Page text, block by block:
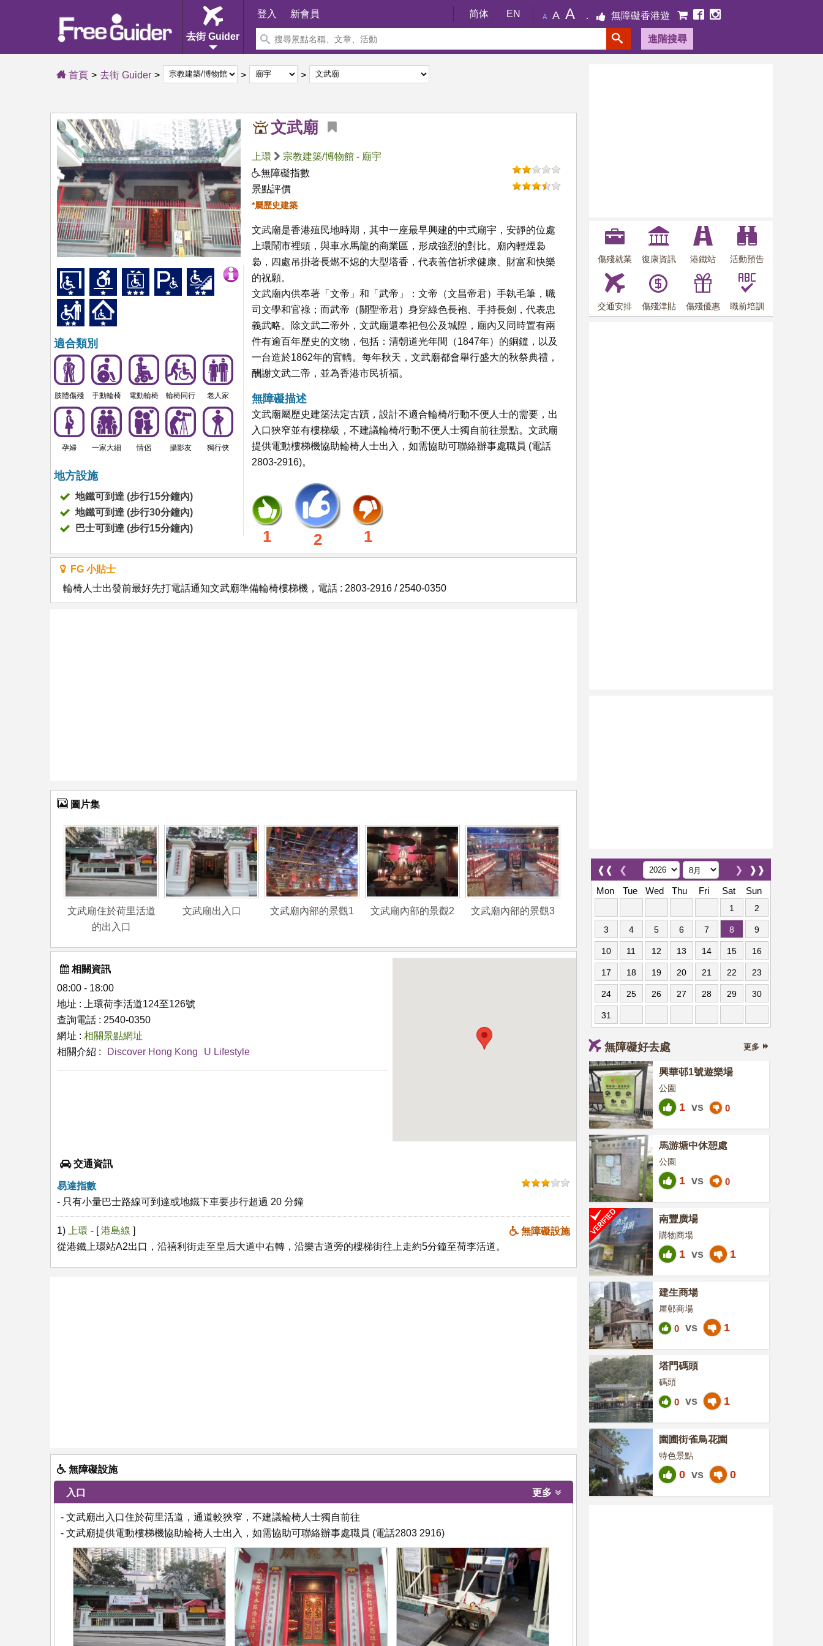
去街 Guider
登入 新會員 简体 EN A A A 無障礙香港遊
進階搜尋
首頁 去街 Guider
文武廟
上環 宗教建築/博物館 - 廟宇
無障礙指數
景點評價
*屬歷史建築
適合類別
肢體傷殘 手動輪椅 電動輪椅 輪椅同行 老人家
孕婦 一家大細 情侶 攝影友 獨行俠
地方設施
地鐵可到達 (步行15分鐘內)
地鐵可到達 (步行30分鐘內)
巴士可到達 (步行15分鐘內)
文武廟是香港殖民地時期，其中一座最早興建的中式廟宇，安靜的位處
上環鬧市裡頭，與車水馬龍的商業區，形成強烈的對比。廟內輕煙裊
裊，四處吊掛著長燃不熄的大型塔香，代表善信祈求健康、財富和快樂
的祝願。
文武廟內供奉著「文帝」和「武帝」：文帝（文昌帝君）手執毛筆，職
司文學和官祿；而武帝（關聖帝君）身穿綠色長袍、手持長劍，代表忠
義武略。除文武二帝外，文武廟還奉祀包公及城隍，廟內又同時置有兩
件有逾百年歷史的文物，包括：清朝道光年間（1847年）的銅鐘，以及
一台造於1862年的官轎。每年秋天，文武廟都會舉行盛大的秋祭典禮，
酬謝文武二帝，並為香港市民祈福。
無障礙描述
文武廟屬歷史建築法定古蹟，設計不適合輪椅/行動不便人士的需要，出
入口狹窄並有樓梯級，不建議輪椅/行動不便人士獨自前往景點。文武廟
提供電動樓梯機協助輪椅人士出入，如需協助可聯絡辦事處職員 (電話
2803-2916)。
1 2 1
FG 小貼士
輪椅人士出發前最好先打電話通知文武廟準備輪椅樓梯機，電話 : 2803-2916 / 2540-0350
圖片集
文武廟住於荷里活道
的出入口
文武廟出入口 文武廟內部的景觀1 文武廟內部的景觀2 文武廟內部的景觀3
相關資訊
08:00 - 18:00
地址 : 上環荷李活道124至126號
查詢電話 : 2540-0350
網址 : 相關景點網址
相關介紹 :
Discover Hong Kong U Lifestyle
交通資訊
易達指數
- 只有小量巴士路線可到達或地鐵下車要步行超過 20 分鐘
1) 上環 無障礙設施
- [港島線 ]
從港鐵上環站A2出口，沿禧利街走至皇后大道中右轉，沿樂古道旁的樓梯街往上走約5分鐘至荷李活道。
無障礙設施
入口 更多
- 文武廟出入口住於荷里活道，通道較狹窄，不建議輪椅人士獨自前往
- 文武廟提供電動樓梯機協助輪椅人士出入，如需協助可聯絡辦事處職員 (電話2803 2916)
傷殘就業 復康資訊 港鐵站 活動預告
交通安排 傷殘津貼 傷殘優惠 職前培訓
❰❰ ❮ ❱❱
❯
Mon
Tue Wed Thu Fri Sat Sun
1 2
3 4 5 6 7 8 9
10 11 12 13 14 15 16
17 18 19 20 21 22 23
24 25 26 27 28 29 30
31
無障礙好去處 更多
興華邨1號遊樂場
公園
1 vs 0
馬游塘中休憩處
公園
1 vs 0
南豐廣場
購物商場
1 vs 1
建生商場
屋邨商場
0 vs 1
塔門碼頭
碼頭
0 vs 1
園圃街雀鳥花園
特色景點
0 vs 0